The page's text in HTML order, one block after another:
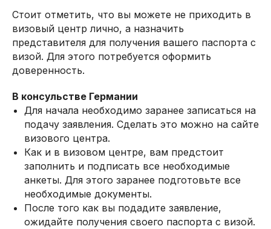
Стоит отметить, что вы можете не приходить в
визовый центр лично, а назначить
представителя для получения вашего паспорта с
визой. Для этого потребуется оформить
доверенность.
В консульстве Германии
Для начала необходимо заранее записаться на
подачу заявления. Сделать это можно на сайте
визового центра.
Как и в визовом центре, вам предстоит
заполнить и подписать все необходимые
анкеты. Для этого заранее подготовьте все
необходимые документы.
После того как вы подадите заявление,
ожидайте получения своего паспорта с визой.